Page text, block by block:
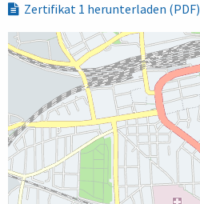
Zertifikat 1 herunterladen (PDF)